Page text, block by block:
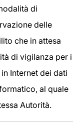
di
delle
che in attesa
di vigilanza per i
Internet dei dati
al quale
Autorità.